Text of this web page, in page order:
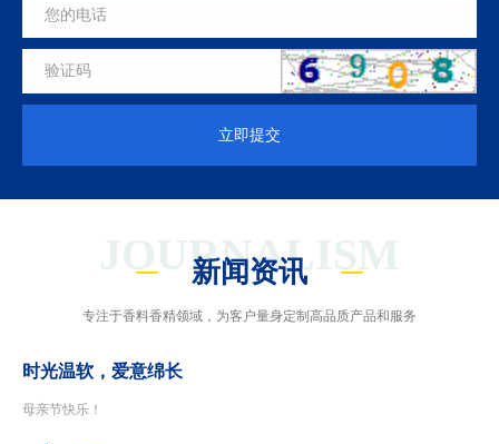
立即提交
JOURNALISM
新闻资讯
专注于香料香精领域，为客户量身定制高品质产品和服务
时光温软，爱意绵长
母亲节快乐！